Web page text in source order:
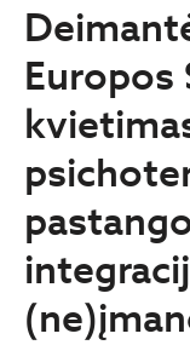
Europos